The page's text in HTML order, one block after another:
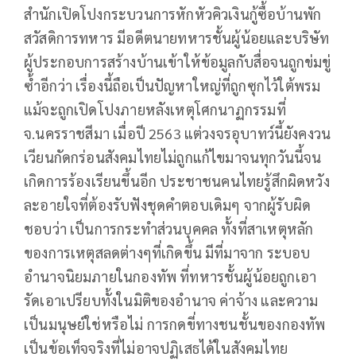
สำนักเปิดโปงกระบวนการหักหัวคิวเงินกู้ซื้อบ้านพัก
สวัสดิการทหาร มีอดีตนายทหารชั้นผู้น้อยและบริษัท
ผู้ประกอบการสร้างบ้านเข้าให้ข้อมูลกับสื่อจนถูกข่มขู่
ซ้ำอีกว่า เรื่องนี้ถือเป็นปัญหาใหญ่ที่ถูกซุกไว้ใต้พรม
แม้จะถูกเปิดโปงภายหลังเหตุโศกนาฏกรรมที่
จ.นครราชสีมา เมื่อปี 2563 แต่วงจรอุบาทว์นี้ยังคงวน
เวียนกัดกร่อนสังคมไทยไม่ถูกแก้ไขมาจนทุกวันนี้จน
เกิดการร้องเรียนขึ้นอีก ประชาชนคนไทยรู้สึกผิดหวัง
ละอายใจที่ต้องรับฟังชุดคำตอบเดิมๆ จากผู้รับผิด
ชอบว่า เป็นการกระทำส่วนบุคคล ทั้งที่สาเหตุหลัก
ของการเหตุสลดต่างๆที่เกิดขึ้น มีที่มาจาก ระบอบ
อำนาจนิยมภายในกองทัพ ที่ทหารชั้นผู้น้อยถูกเอา
รัดเอาเปรียบทั้งในมิติของอำนาจ ค่าจ้าง และความ
เป็นมนุษย์ใช่หรือไม่ การกดขี่ทางชนชั้นของกองทัพ
เป็นข้อเท็จจริงที่ไม่อาจปฏิเสธได้ในสังคมไทย